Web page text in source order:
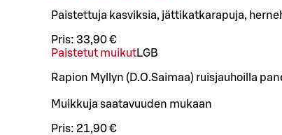
Paistettuja kasviksia, jättikatkarapuja,
Pris: 33,90 €
Paistetut muikutLGB
Rapion Myllyn (D.O.Saimaa) ruisjauhoilla
Muikkuja saatavuuden mukaan
Pris: 21,90 €